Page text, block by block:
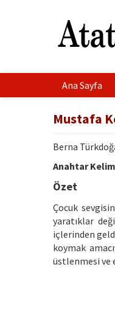
Ana Sayfa
Mustafa
Berna
Anahtar
Özet
Çocuk
yaratıklar
içlerinden
koymak
üstlenmesi ve